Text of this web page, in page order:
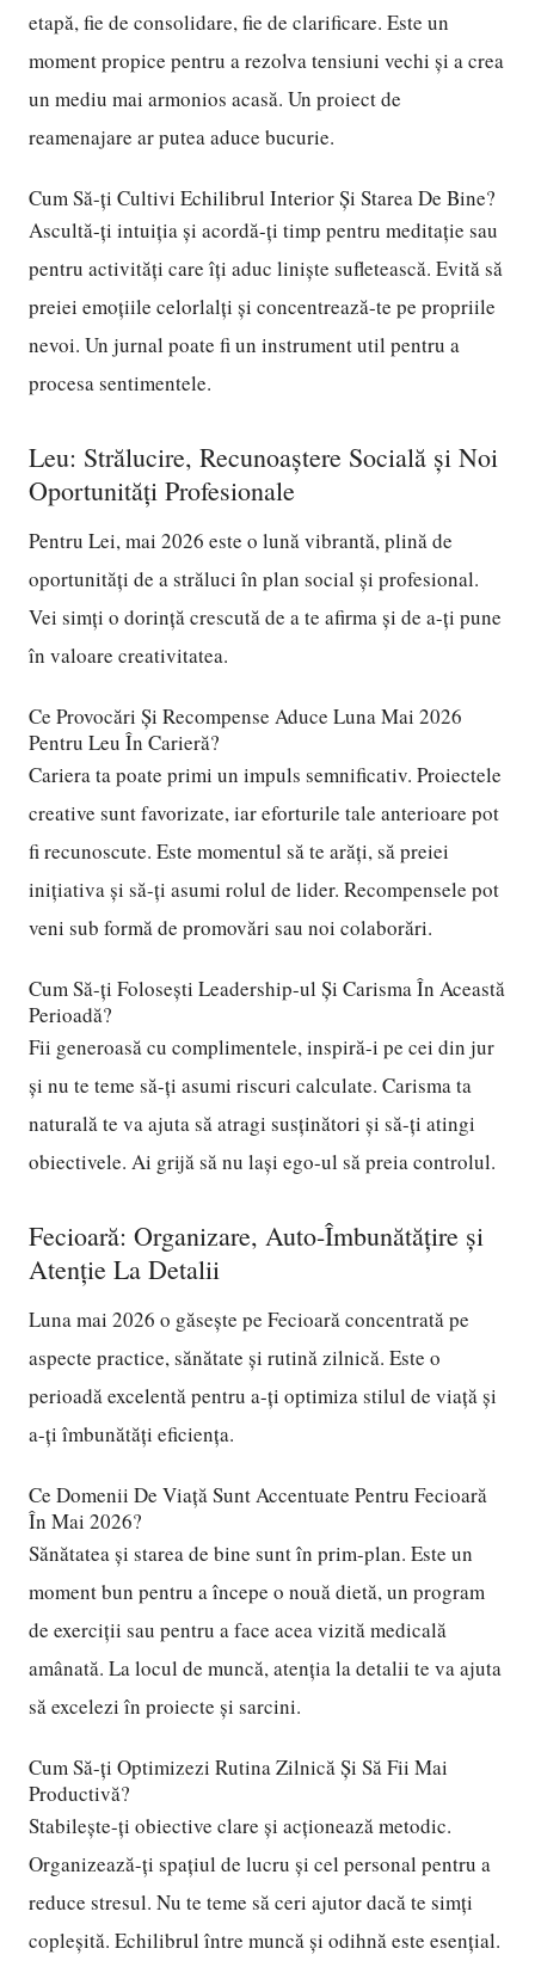
etapă, fie de consolidare, fie de clarificare. Este un
moment propice pentru a rezolva tensiuni vechi și a crea
un mediu mai armonios acasă. Un proiect de
reamenajare ar putea aduce bucurie.
Cum Să-ți Cultivi Echilibrul Interior Și Starea De Bine?
Ascultă-ți intuiția și acordă-ți timp pentru meditație sau
pentru activități care îți aduc liniște sufletească. Evită să
preiei emoțiile celorlalți și concentrează-te pe propriile
nevoi. Un jurnal poate fi un instrument util pentru a
procesa sentimentele.
Leu: Strălucire, Recunoaștere Socială și Noi
Oportunități Profesionale
Pentru Lei, mai 2026 este o lună vibrantă, plină de
oportunități de a străluci în plan social și profesional.
Vei simți o dorință crescută de a te afirma și de a-ți pune
în valoare creativitatea.
Ce Provocări Și Recompense Aduce Luna Mai 2026
Pentru Leu În Carieră?
Cariera ta poate primi un impuls semnificativ. Proiectele
creative sunt favorizate, iar eforturile tale anterioare pot
fi recunoscute. Este momentul să te arăți, să preiei
inițiativa și să-ți asumi rolul de lider. Recompensele pot
veni sub formă de promovări sau noi colaborări.
Cum Să-ți Folosești Leadership-ul Și Carisma În Această
Perioadă?
Fii generoasă cu complimentele, inspiră-i pe cei din jur
și nu te teme să-ți asumi riscuri calculate. Carisma ta
naturală te va ajuta să atragi susținători și să-ți atingi
obiectivele. Ai grijă să nu lași ego-ul să preia controlul.
Fecioară: Organizare, Auto-Îmbunătățire și
Atenție La Detalii
Luna mai 2026 o găsește pe Fecioară concentrată pe
aspecte practice, sănătate și rutină zilnică. Este o
perioadă excelentă pentru a-ți optimiza stilul de viață și
a-ți îmbunătăți eficiența.
Ce Domenii De Viață Sunt Accentuate Pentru Fecioară
În Mai 2026?
Sănătatea și starea de bine sunt în prim-plan. Este un
moment bun pentru a începe o nouă dietă, un program
de exerciții sau pentru a face acea vizită medicală
amânată. La locul de muncă, atenția la detalii te va ajuta
să excelezi în proiecte și sarcini.
Cum Să-ți Optimizezi Rutina Zilnică Și Să Fii Mai
Productivă?
Stabilește-ți obiective clare și acționează metodic.
Organizează-ți spațiul de lucru și cel personal pentru a
reduce stresul. Nu te teme să ceri ajutor dacă te simți
copleșită. Echilibrul între muncă și odihnă este esențial.